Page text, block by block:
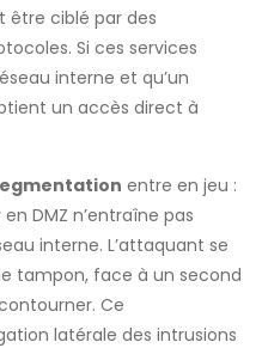
être ciblé par des
Si ces services
interne et qu’un
un accès direct à
entre en jeu :
DMZ n’entraîne pas
interne. L’attaquant se
tampon, face à un second
Ce
latérale des intrusions